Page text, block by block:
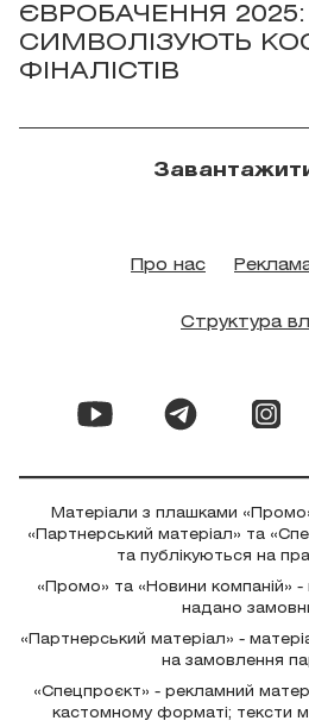
ЄВРОБАЧЕННЯ
СИМВОЛІЗУЮТЬ
ФІНАЛІСТІВ
Про нас
Структура
Матеріали з плашками
«Партнерський матеріал» та
та публікуються на
«Промо» та «Новини компаній» -
надано
«Партнерський матеріал» -
на замовлення
«Спецпроєкт» - рекламний
кастомному форматі; тексти